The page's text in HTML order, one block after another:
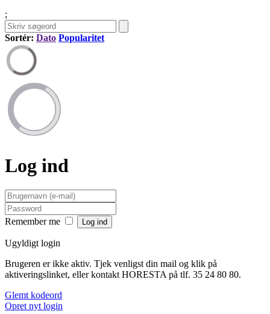
;
Sortér: Dato Popularitet
Log ind
Remember me
Ugyldigt login
Brugeren er ikke aktiv. Tjek venligst din mail og klik på
aktiveringslinket, eller kontakt HORESTA på tlf. 35 24 80 80.
Glemt kodeord
Opret nyt login